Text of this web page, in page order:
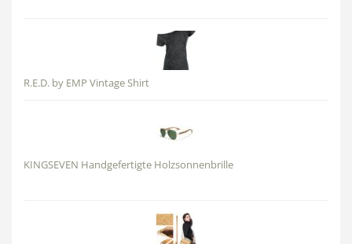
R.E.D. by EMP Vintage Shirt
KINGSEVEN Handgefertigte Holzsonnenbrille